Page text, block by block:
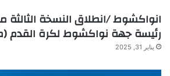
انواكشوط /انطلاق النسخة
رئيسة جهة نواكشوط لكرة القدم
يناير 31, 2025